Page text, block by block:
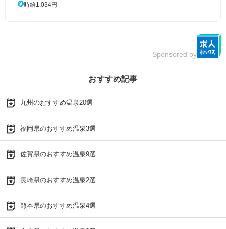
時給1,034円
Sponsored by
おすすめ記事
九州のおすすめ温泉20選
福岡県のおすすめ温泉3選
佐賀県のおすすめ温泉9選
長崎県のおすすめ温泉2選
熊本県のおすすめ温泉4選